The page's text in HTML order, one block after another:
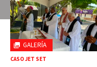
GALERÍA
CASO JET SET